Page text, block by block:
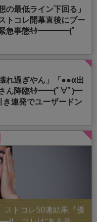
の最低ライン下回る」
トコレ開幕直後にブー
急事態ｷﾀ━━━━(ﾟ
れ過ぎやん」「●●α出
さん降臨ｷﾀ━━(ﾟ∀ﾟ)━
連発でユーザードン
トコレ50連結果『優